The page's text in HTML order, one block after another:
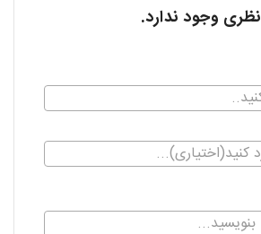
نظری وجود ندارد.